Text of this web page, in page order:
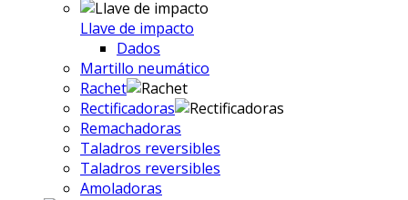
Llave de impacto
Dados
Martillo neumático
Rachet
Rectificadoras
Remachadoras
Taladros reversibles
Taladros reversibles
Amoladoras